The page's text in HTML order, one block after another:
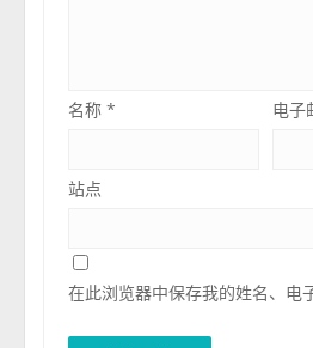
名称* 电
站点
在此浏览器中保存我的姓名、电